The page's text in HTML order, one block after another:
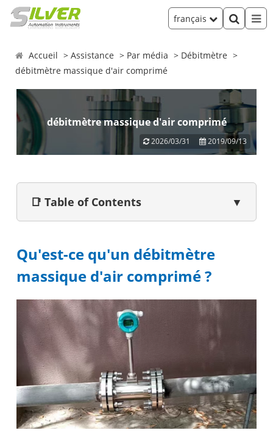
français
Accueil Assistance Par média
Débitmètre
débitmètre massique d'air comprimé
débitmètre massique d'air comprimé
2026/03/31 2019/09/13
📑 Table of Contents ▼
Qu'est-ce qu'un débitmètre
massique d'air comprimé ?